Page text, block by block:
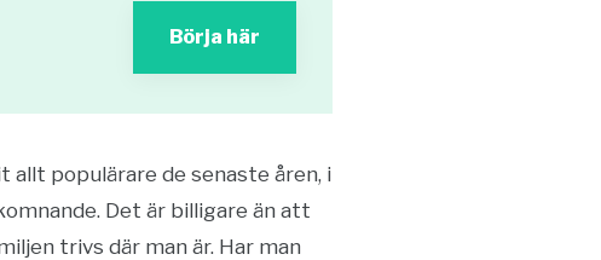
Börja här
populärare de senaste åren, i
Det är billigare än att
trivs där man är. Har man